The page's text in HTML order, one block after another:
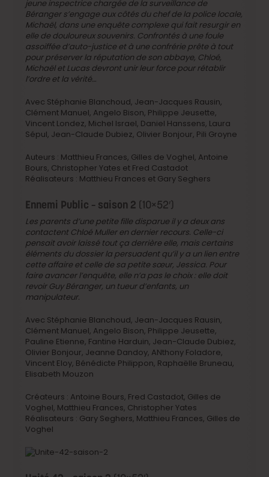
jeune inspectrice chargée de la surveillance de
Béranger s’engage aux côtés du chef de la police locale,
Michaël, dans une enquête complexe qui fait resurgir en
elle de douloureux souvenirs. Confrontés à une foule
assoiffée d’auto-justice et à une confrérie prête à tout
pour préserver la réputation de son abbaye, Chloé,
Michaël et Lucas devront unir leur force pour rétablir
l’ordre et la vérité…
Avec Stéphanie Blanchoud, Jean-Jacques Rausin,
Clément Manuel, Angelo Bison, Philippe Jeusette,
Vincent Londez, Michel Israel, Daniel Hanssens, Laura
Sépul, Jean-Claude Dubiez, Olivier Bonjour, Pili Groyne
Auteurs : Matthieu Frances, Gilles de Voghel, Antoine
Bours, Christopher Yates et Fred Castadot
Réalisateurs : Matthieu Frances et Gary Seghers
Ennemi Public – saison 2 (10×52′)
Les parents d’une petite fille disparue il y a deux ans
contactent Chloé Muller en dernier recours. Celle-ci
pensait avoir laissé tout ça derrière elle, mais certains
éléments du dossier la persuadent qu’il y a un lien entre
cette affaire et celle de sa petite sœur, Jessica. Pour
faire avancer l’enquête, elle n’a pas le choix : elle doit
revoir Guy Béranger, un tueur d’enfants, un
manipulateur.
Avec Stéphanie Blanchoud, Jean-Jacques Rausin,
Clément Manuel, Angelo Bison, Philippe Jeusette,
Pauline Etienne, Fantine Harduin, Jean-Claude Dubiez,
Olivier Bonjour, Jeanne Dandoy, ANthony Foladore,
Vincent Eloy, Bénédicte Philippon, Raphaëlle Bruneau,
Elisabeth Mouzon
Créateurs : Antoine Bours, Fred Castadot, Gilles de
Voghel, Matthieu Frances, Christopher Yates
Réalisateurs : Gary Seghers, Matthieu Frances, Gilles de
Voghel